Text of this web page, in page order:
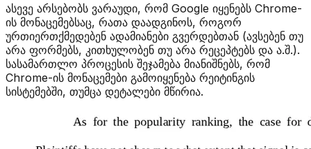
ასევე არსებობს ვარაუდი, რომ Google იყენებს Chrome-
ის მონაცემებსაც, რათა დაადგინოს, როგორ
ურთიერთქმედებენ ადამიანები გვერდებთან (ავსებენ თუ
არა ფორმებს, კითხულობენ თუ არა რეცეპტებს და ა.შ.).
სასამართლო პროცესის შეჯამება მიანიშნებს, რომ
Chrome-ის მონაცემები გამოიყენება რეიტინგის
სისტემებში, თუმცა დეტალები მწირია.